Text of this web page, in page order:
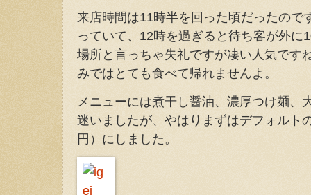
来店時間は11時半を回った頃だったので
っていて、12時を過ぎると待ち客が外に
場所と言っちゃ失礼ですが凄い人気です
みではとても食べて帰れませんよ。
メニューには煮干し醤油、濃厚つけ麺、
迷いましたが、やはりまずはデフォルト
円）にしました。